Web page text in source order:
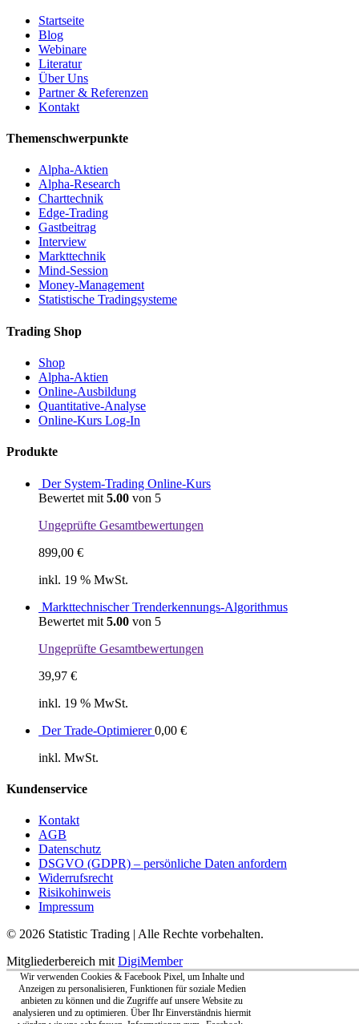
Startseite
Blog
Webinare
Literatur
Über Uns
Partner & Referenzen
Kontakt
Themenschwerpunkte
Alpha-Aktien
Alpha-Research
Charttechnik
Edge-Trading
Gastbeitrag
Interview
Markttechnik
Mind-Session
Money-Management
Statistische Tradingsysteme
Trading Shop
Shop
Alpha-Aktien
Online-Ausbildung
Quantitative-Analyse
Online-Kurs Log-In
Produkte
Der System-Trading Online-Kurs
Bewertet mit 5.00 von 5
Ungeprüfte Gesamtbewertungen
899,00 €
inkl. 19 % MwSt.
Markttechnischer Trenderkennungs-Algorithmus
Bewertet mit 5.00 von 5
Ungeprüfte Gesamtbewertungen
39,97 €
inkl. 19 % MwSt.
Der Trade-Optimierer 0,00 €
inkl. MwSt.
Kundenservice
Kontakt
AGB
Datenschutz
DSGVO (GDPR) – persönliche Daten anfordern
Widerrufsrecht
Risikohinweis
Impressum
© 2026 Statistic Trading | Alle Rechte vorbehalten.
Mitgliederbereich mit DigiMember
Wir verwenden Cookies & Facebook Pixel, um Inhalte und
Anzeigen zu personalisieren, Funktionen für soziale Medien
anbieten zu können und die Zugriffe auf unsere Website zu
analysieren und zu optimieren. Über Ihr Einverständnis hiermit